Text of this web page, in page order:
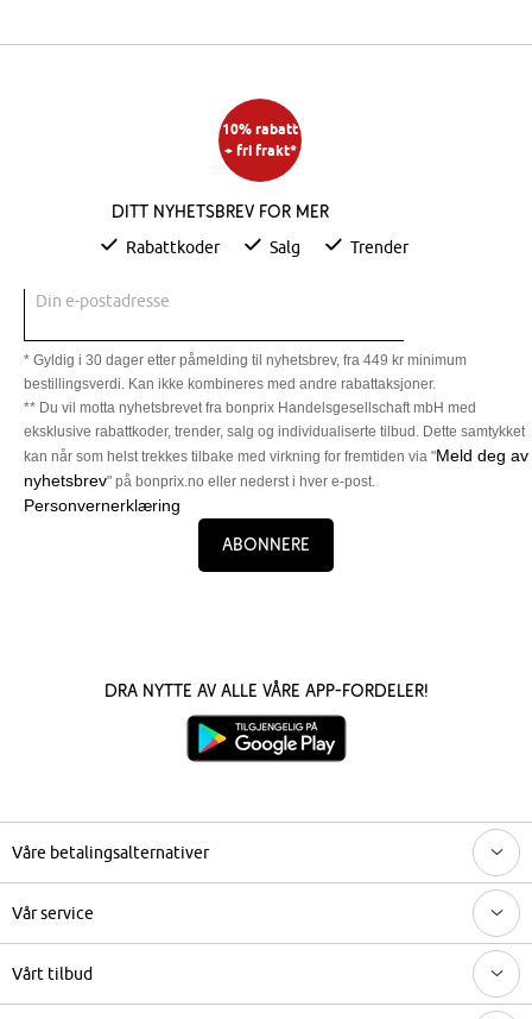
10% rabatt
+ fri frakt*
Ditt nyhetsbrev for mer
Rabattkoder Salg Trender
Din e-postadresse
* Gyldig i 30 dager etter påmelding til nyhetsbrev, fra 449 kr minimum
bestillingsverdi. Kan ikke kombineres med andre rabattaksjoner.
** Du vil motta nyhetsbrevet fra bonprix Handelsgesellschaft mbH med
eksklusive rabattkoder, trender, salg og individualiserte tilbud. Dette samtykket
kan når som helst trekkes tilbake med virkning for fremtiden via "Meld deg av
nyhetsbrev" på bonprix.no eller nederst i hver e-post.
Personvernerklæring
Abonnere
Dra nytte av alle våre app-fordeler!
Våre betalingsalternativer
Vår service
Vårt tilbud